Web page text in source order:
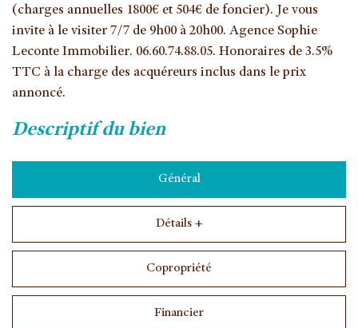
(charges annuelles 1800€ et 504€ de foncier). Je vous
invite à le visiter 7/7 de 9h00 à 20h00. Agence Sophie
Leconte Immobilier. 06.60.74.88.05. Honoraires de 3.5%
TTC à la charge des acquéreurs inclus dans le prix
annoncé.
descriptif du bien
Général
Détails +
Copropriété
Financier